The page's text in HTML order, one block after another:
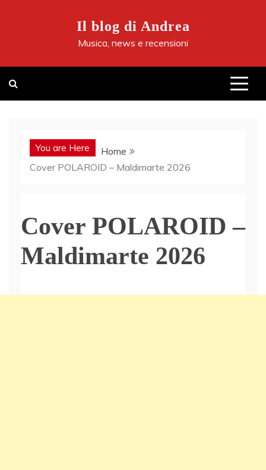
Il blog di Andrea
Musica, news e recensioni
You are Here
Home
Cover POLAROID – Maldimarte 2026
Cover POLAROID –
Maldimarte 2026